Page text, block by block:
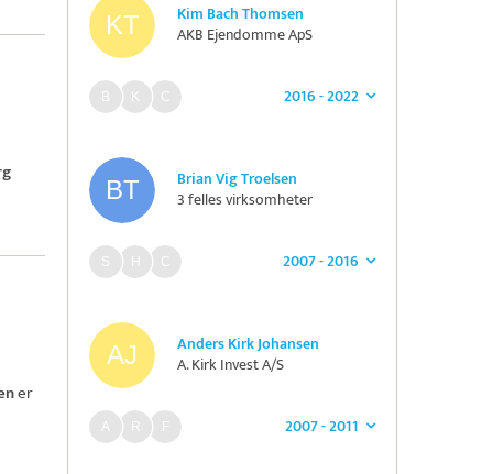
Kim Bach Thomsen
AKB Ejendomme ApS
2016 - 2022
Brian Vig Troelsen
3 felles virksomheter
2007 - 2016
Anders Kirk Johansen
A. Kirk Invest A/S
2007 - 2011
er